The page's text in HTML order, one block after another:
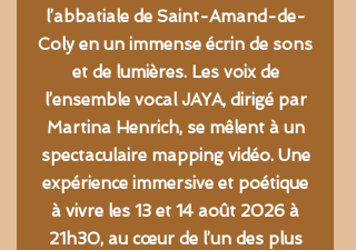
l’abbatiale de Saint-Amand-de-
Coly en un immense écrin de sons
et de lumières. Les voix de
l’ensemble vocal JAYA, dirigé par
Martina Henrich, se mêlent à un
spectaculaire mapping vidéo. Une
expérience immersive et poétique
à vivre les 13 et 14 août 2026 à
21h30, au cœur de l’un des plus